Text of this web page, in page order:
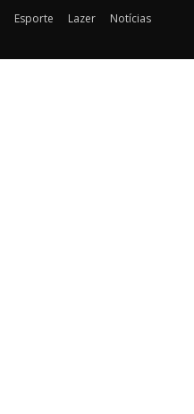
Esporte Lazer
Notícias